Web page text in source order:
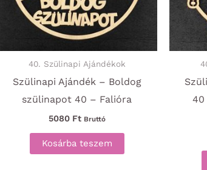
választhatók
40. Szülinapi Ajándékok
Szülinapi Ajándék – Boldog
szülinapot 40 – Falióra
5080 Ft Bruttó
Kosárba teszem
40